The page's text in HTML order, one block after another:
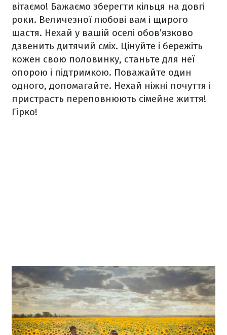
вітаємо! Бажаємо зберегти кільця на довгі
роки. Величезної любові вам і щирого
щастя. Нехай у вашій оселі обов’язково
дзвенить дитячий сміх. Цінуйте і бережіть
кожен свою половинку, станьте для неї
опорою і підтримкою. Поважайте один
одного, допомагайте. Нехай ніжні почуття і
пристрасть переповнюють сімейне життя!
Гірко!